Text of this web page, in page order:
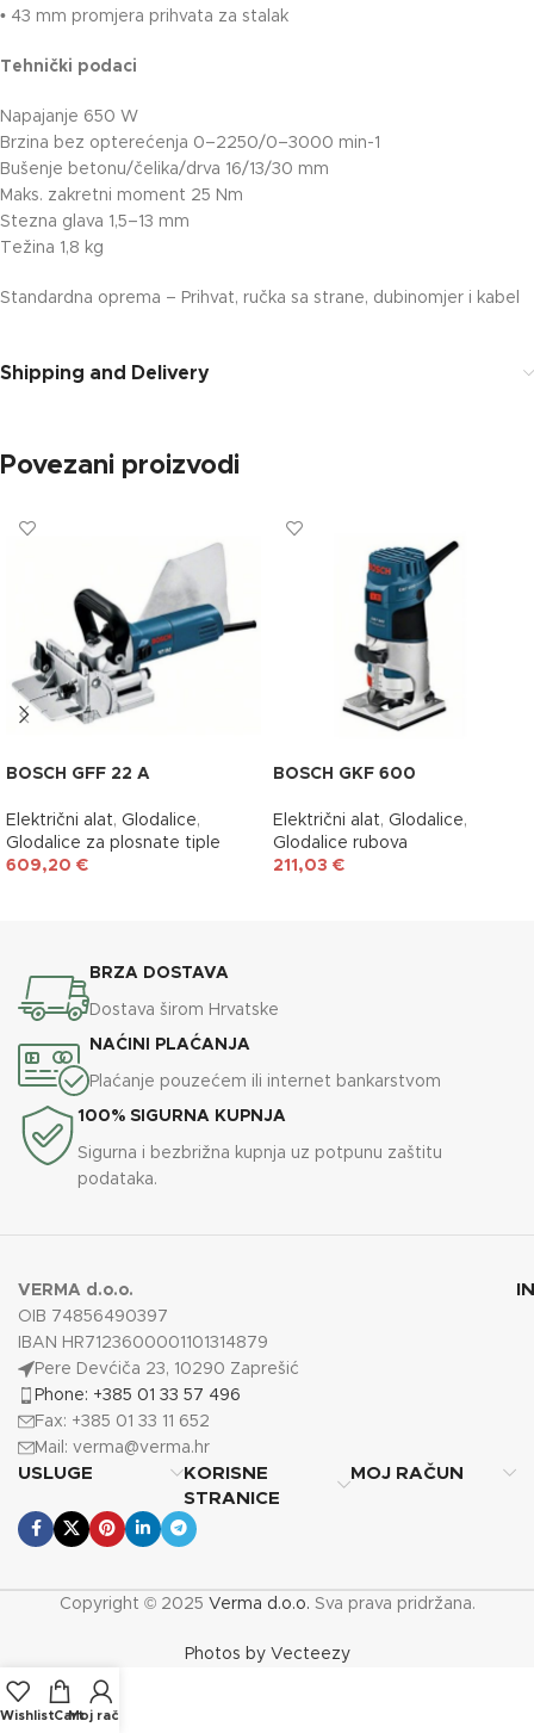
• 43 mm promjera prihvata za stalak
Tehnički podaci
Napajanje 650 W
Brzina bez opterećenja 0–2250/0–3000 min-1
Bušenje betonu/čelika/drva 16/13/30 mm
Maks. zakretni moment 25 Nm
Stezna glava 1,5–13 mm
Težina 1,8 kg
Standardna oprema – Prihvat, ručka sa strane, dubinomjer i kabel
Shipping and Delivery
Povezani proizvodi
BOSCH GFF 22 A
Električni alat, Glodalice,
Glodalice za plosnate tiple
609,20 €
BOSCH GKF 600
Električni alat, Glodalice,
Glodalice rubova
211,03 €
BRZA DOSTAVA
Dostava širom Hrvatske
NAĆINI PLAĆANJA
Plaćanje pouzećem ili internet bankarstvom
100% SIGURNA KUPNJA
Sigurna i bezbrižna kupnja uz potpunu zaštitu
podataka.
VERMA d.o.o.
OIB 74856490397
IBAN HR7123600001101314879
Pere Devćiča 23, 10290 Zaprešić
Phone: +385 01 33 57 496
Fax: +385 01 33 11 652
Mail: verma@verma.hr
USLUGE
KORISNE
STRANICE
MOJ RAČUN
Copyright © 2025 Verma d.o.o. Sva prava pridržana.
Photos by Vecteezy
WishlistCartMoj račun